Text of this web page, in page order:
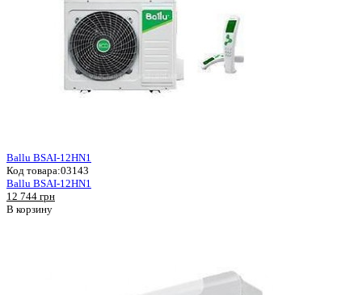
Ballu BSAI-12HN1
Код товара:03143
Ballu BSAI-12HN1
12 744 грн
В корзину